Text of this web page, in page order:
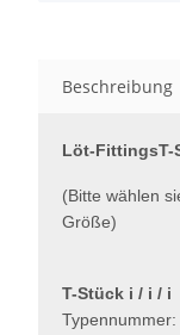
Beschreibung
Löt-FittingsT-
(Bitte wählen
Größe)
T-Stück i / i / i